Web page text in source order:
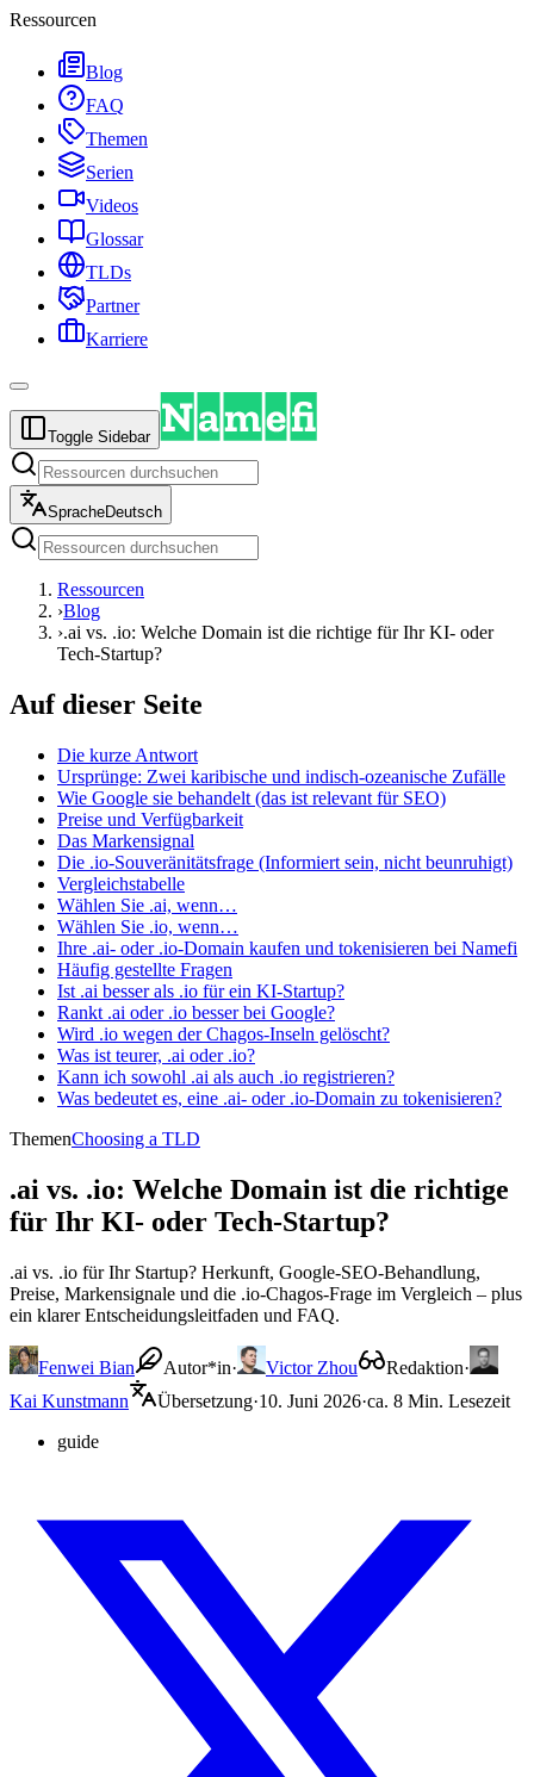
Ressourcen
Blog
FAQ
Themen
Serien
Videos
Glossar
TLDs
Partner
Karriere
Toggle Sidebar
SpracheDeutsch
Ressourcen
›Blog
›.ai vs. .io: Welche Domain ist die richtige für Ihr KI- oder
Tech-Startup?
Auf dieser Seite
Die kurze Antwort
Ursprünge: Zwei karibische und indisch-ozeanische Zufälle
Wie Google sie behandelt (das ist relevant für SEO)
Preise und Verfügbarkeit
Das Markensignal
Die .io-Souveränitätsfrage (Informiert sein, nicht beunruhigt)
Vergleichstabelle
Wählen Sie .ai, wenn…
Wählen Sie .io, wenn…
Ihre .ai- oder .io-Domain kaufen und tokenisieren bei Namefi
Häufig gestellte Fragen
Ist .ai besser als .io für ein KI-Startup?
Rankt .ai oder .io besser bei Google?
Wird .io wegen der Chagos-Inseln gelöscht?
Was ist teurer, .ai oder .io?
Kann ich sowohl .ai als auch .io registrieren?
Was bedeutet es, eine .ai- oder .io-Domain zu tokenisieren?
ThemenChoosing a TLD
.ai vs. .io: Welche Domain ist die richtige
für Ihr KI- oder Tech-Startup?
.ai vs. .io für Ihr Startup? Herkunft, Google-SEO-Behandlung,
Preise, Markensignale und die .io-Chagos-Frage im Vergleich – plus
ein klarer Entscheidungsleitfaden und FAQ.
Fenwei Bian Autor*in· Victor Zhou Redaktion·
Kai Kunstmann
Übersetzung·10. Juni 2026·ca. 8 Min. Lesezeit
guide